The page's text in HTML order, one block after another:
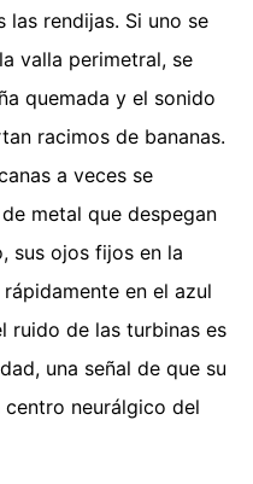
rendijas. Si uno se
valla perimetral, se
quemada y el sonido
racimos de bananas.
a veces se
metal que despegan
sus ojos fijos en la
en el azul
ruido de las turbinas es
una señal de que su
centro neurálgico del